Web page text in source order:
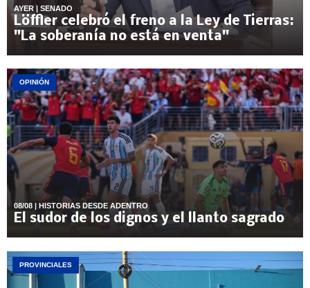
AYER | SENADO
Löffler celebró el freno a la Ley de Tierras:
"La soberanía no está en venta"
OPINIÓN
08/08 | HISTORIAS DESDE ADENTRO
El sudor de los dignos y el llanto sagrado
PROVINCIALES